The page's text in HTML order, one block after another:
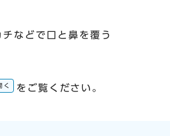
などで口と鼻を覆う
く をご覧ください。